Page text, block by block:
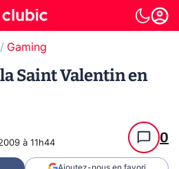
Gaming
Saint Valentin en
à 11h44 0